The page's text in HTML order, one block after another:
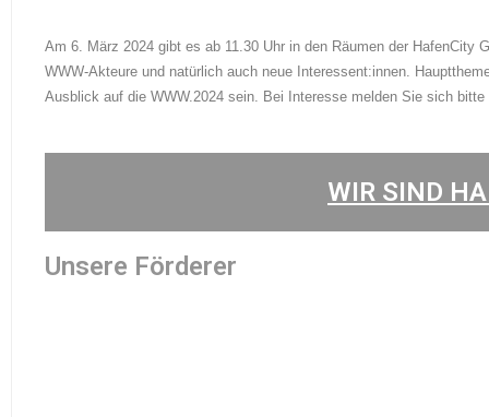
Am 6. März 2024 gibt es ab 11.30 Uhr in den Räumen der HafenCity
WWW-Akteure und natürlich auch neue Interessent:innen.
Ausblick auf die WWW.2024 sein. Bei Interesse melden Sie sich
WIR SIND
Unsere Förderer